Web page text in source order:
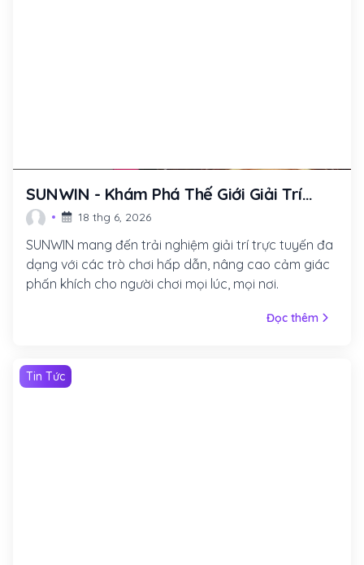
SUNWIN - Khám Phá Thế Giới Giải Trí
Trực Tuyến Đầy Màu Sắc
18 thg 6, 2026
SUNWIN mang đến trải nghiệm giải trí trực tuyến đa
dạng với các trò chơi hấp dẫn, nâng cao cảm giác
phấn khích cho người chơi mọi lúc, mọi nơi.
Đọc thêm
Tin Tức